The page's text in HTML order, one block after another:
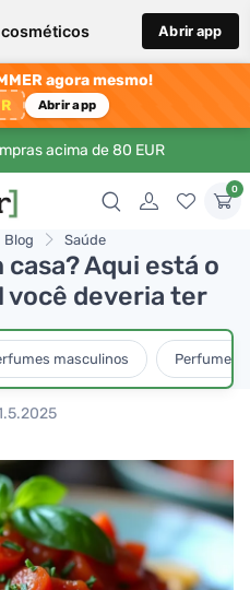
Abrir app
agora mesmo!
Abrir app
acima de 80 EUR
0
Blog Saúde
Aqui está o
você deveria ter
masculinos Perfumes